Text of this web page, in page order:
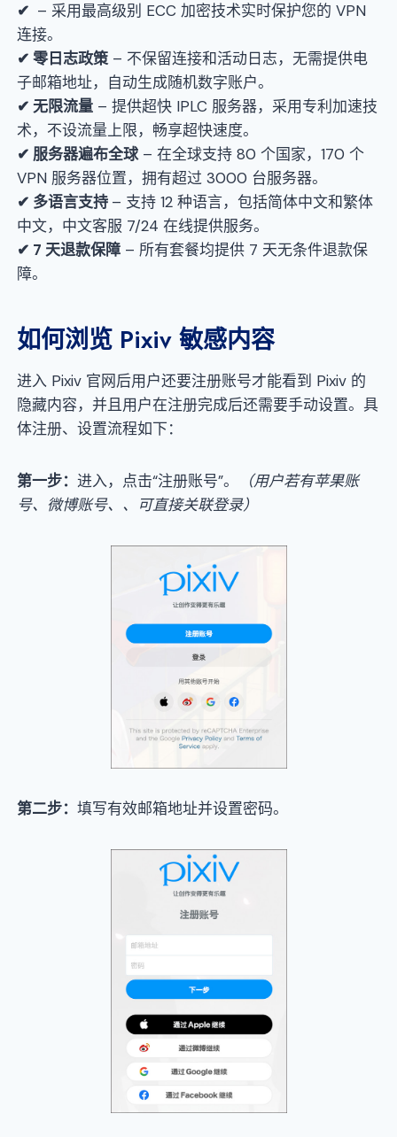
✔ – 采用最高级别 ECC 加密技术实时保护您的 VPN
连接。
✔ 零日志政策– 不保留连接和活动日志，无需提供电
子邮箱地址，自动生成随机数字账户。
✔ 无限流量 – 提供超快 IPLC 服务器，采用专利加速技
术，不设流量上限，畅享超快速度。
✔ 服务器遍布全球– 在全球支持 80 个国家，170 个
VPN 服务器位置，拥有超过 3000 台服务器。
✔ 多语言支持 – 支持 12 种语言，包括简体中文和繁体
中文，中文客服 7/24 在线提供服务。
✔ 7 天退款保障 – 所有套餐均提供 7 天无条件退款保
障。
如何浏览 Pixiv 敏感内容
进入 Pixiv 官网后用户还要注册账号才能看到 Pixiv 的
隐藏内容，并且用户在注册完成后还需要手动设置。具
体注册、设置流程如下：
第一步：进入，点击“注册账号”。
（用户若有苹果账
号、微博账号、、
可直接关联登录）
第二步：填写有效邮箱地址并设置密码。